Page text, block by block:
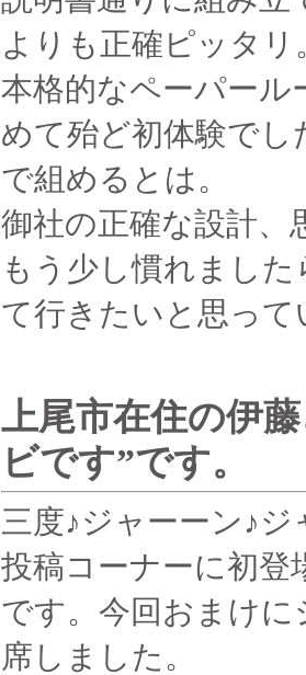
よりも正確ピッタリ
本格的なペーパール
めて殆ど初体験で
で組めるとは。
御社の正確な設計、
もう少し慣れまし
て行きたいと思って
上尾市在住の伊
ビです”です。
三度♪ジャーーン♪
投稿コーナーに初登
です。今回おまけ
席しました。